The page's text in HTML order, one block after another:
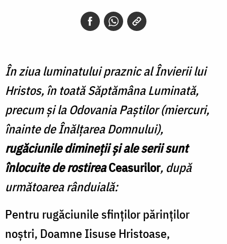
În ziua luminatului praznic al Învierii lui
Hristos, în toată Săptămâna Luminată,
precum și la Odovania Paștilor (miercuri,
înainte de Înălțarea Domnului),
rugăciunile dimineții și ale serii sunt
înlocuite de rostireaCeasurilor, după
următoarea rânduială:
Pentru rugăciunile sfinţilor părinţilor
noştri, Doamne Iisuse Hristoase,